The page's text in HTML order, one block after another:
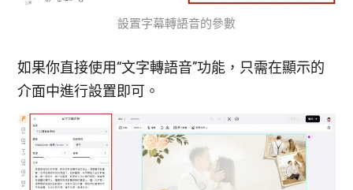
設置字幕轉語音的參數
如果你直接使用“文字轉語音”功能，只需在顯示的
介面中進行設置即可。